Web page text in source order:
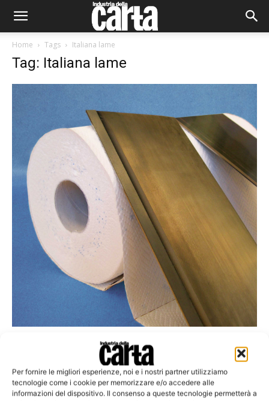
Per fornire le migliori esperienze, noi e i nostri partner utilizziamo
tecnologie come i cookie per memorizzare e/o accedere alle
informazioni del dispositivo. Il consenso a queste tecnologie permetterà a
Home Tags Italiana lame
Tag: Italiana lame
Tissue News. Anteprima di Miac Tissue Business Point, stand
Italiana Lame: una nuova gamma ultra
resistente all’usura